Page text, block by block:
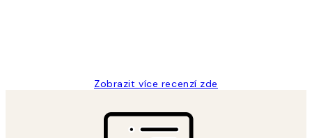
Zobrazit více recenzí zde